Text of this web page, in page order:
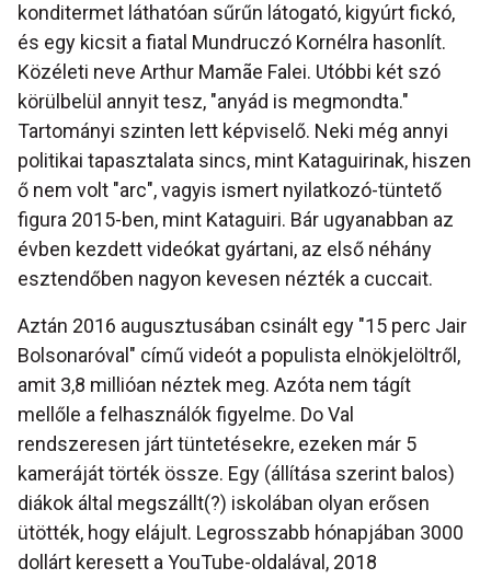
konditermet láthatóan sűrűn látogató, kigyúrt fickó,
és egy kicsit a fiatal Mundruczó Kornélra hasonlít.
Közéleti neve Arthur Mamãe Falei. Utóbbi két szó
körülbelül annyit tesz, "anyád is megmondta."
Tartományi szinten lett képviselő. Neki még annyi
politikai tapasztalata sincs, mint Kataguirinak, hiszen
ő nem volt "arc", vagyis ismert nyilatkozó-tüntető
figura 2015-ben, mint Kataguiri. Bár ugyanabban az
évben kezdett videókat gyártani, az első néhány
esztendőben nagyon kevesen nézték a cuccait.
Aztán 2016 augusztusában csinált egy "15 perc Jair
Bolsonaróval" című videót a populista elnökjelöltről,
amit 3,8 millióan néztek meg. Azóta nem tágít
mellőle a felhasználók figyelme. Do Val
rendszeresen járt tüntetésekre, ezeken már 5
kameráját törték össze. Egy (állítása szerint balos)
diákok által megszállt(?) iskolában olyan erősen
ütötték, hogy elájult. Legrosszabb hónapjában 3000
dollárt keresett a YouTube-oldalával, 2018